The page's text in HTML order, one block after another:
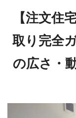
【注文住
取り完全
の広さ・